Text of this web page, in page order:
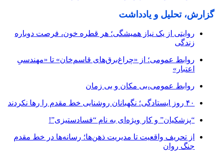
گزارش، تحلیل و یادداشت
روایتی از یک نیاز همیشگی؛ هر قطره خون، فرصت دوباره
زندگی
روابط عمومی؛ از «چراغ‌برق‌های قاسم‌خان» تا «مهندسیِ
اعتبار»
روابط عمومی،بی مکان و بی زمان
۴۰ روز ایستادگی؛ نگهبانان روشنایی خط مقدم را رها نکردند
“پزشکیان” و کار ویژه‌ای به نام “فسادستیزی”!
از تحریف واقعیت تا مدیریت ذهن‌ها؛ رسانه‌ها در خط مقدم
جنگ روان